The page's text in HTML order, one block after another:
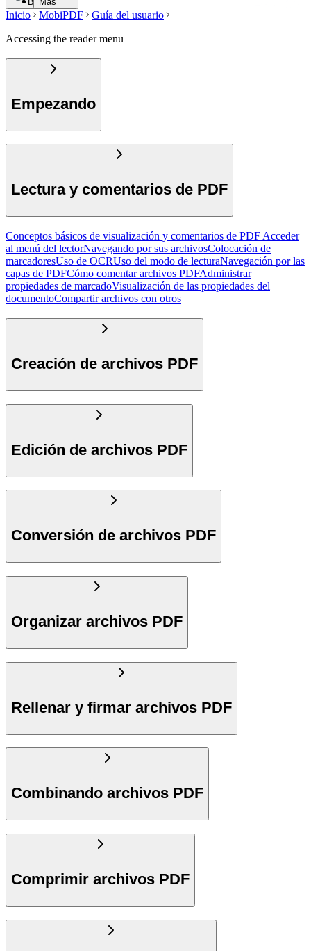
Inicio MobiPDF
Guía del usuario
Accessing the reader menu
Empezando
Lectura y comentarios de PDF
Conceptos básicos de visualización y comentarios de PDF Acceder
al menú del lectorNavegando por sus archivosColocación de
marcadoresUso de OCRUso del modo de lecturaNavegación por las
capas de PDFCómo comentar archivos PDFAdministrar
propiedades de marcadoVisualización de las propiedades del
documentoCompartir archivos con otros
Creación de archivos PDF
Edición de archivos PDF
Conversión de archivos PDF
Organizar archivos PDF
Rellenar y firmar archivos PDF
Combinando archivos PDF
Comprimir archivos PDF